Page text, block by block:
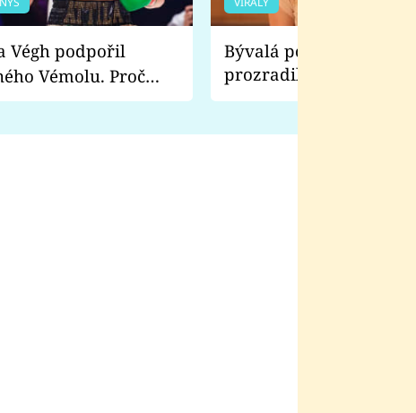
Vémolu. Proč
zápasit s ním než
Bývalá pornoherečka
prozradila, co ji
natáčení Euforie.